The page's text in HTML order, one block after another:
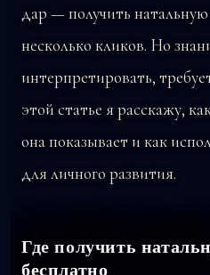
дар — получить натальную
несколько кликов. Но
интерпретировать,
этой статье я расскажу,
она показывает и как
для личного развития.
Где получить
бесплатно